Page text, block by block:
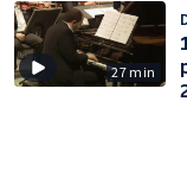
27 min